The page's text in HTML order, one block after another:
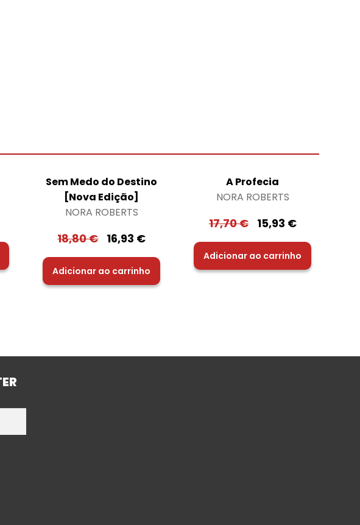
Sem Medo do Destino
[Nova Edição]
NORA ROBERTS
18,80€ 16,93 €
Adicionar ao carrinho
A Profecia
NORA ROBERTS
17,70€ 15,93 €
Adicionar ao carrinho